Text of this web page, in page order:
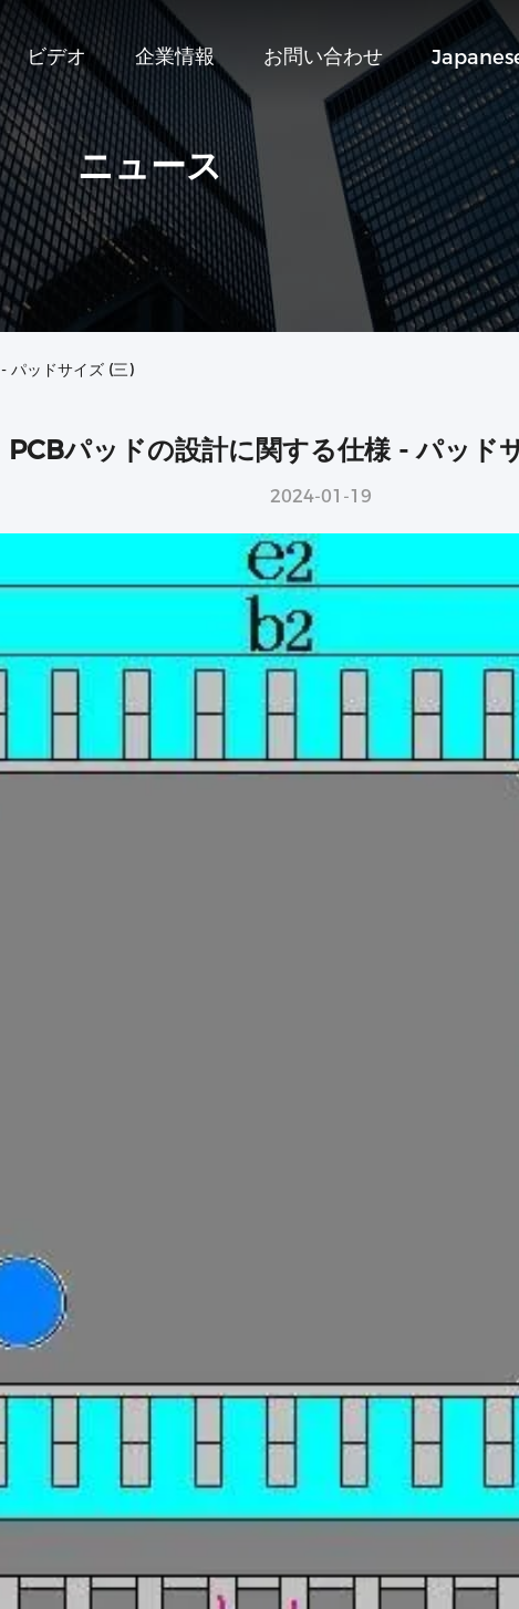
ビデオ 企業情報 お問い合わせ
ニュース
パッドサイズ (三)
PCBパッドの設計に関する仕様 - パッド
2024-01-19